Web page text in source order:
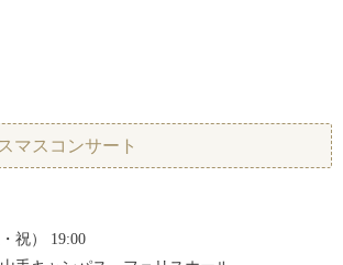
マスコンサート
祝） 19:00